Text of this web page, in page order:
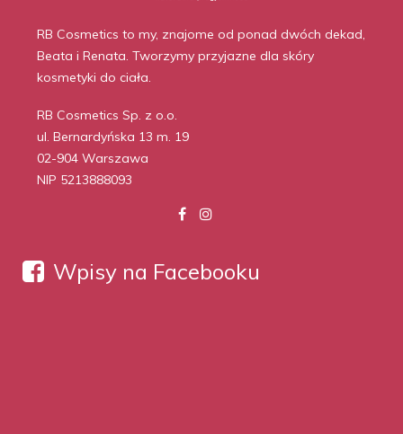
RB Cosmetics to my, znajome od ponad dwóch dekad,
Beata i Renata. Tworzymy przyjazne dla skóry
kosmetyki do ciała.
RB Cosmetics Sp. z o.o.
ul. Bernardyńska 13 m. 19
02-904 Warszawa
NIP 5213888093
Wpisy na Facebooku